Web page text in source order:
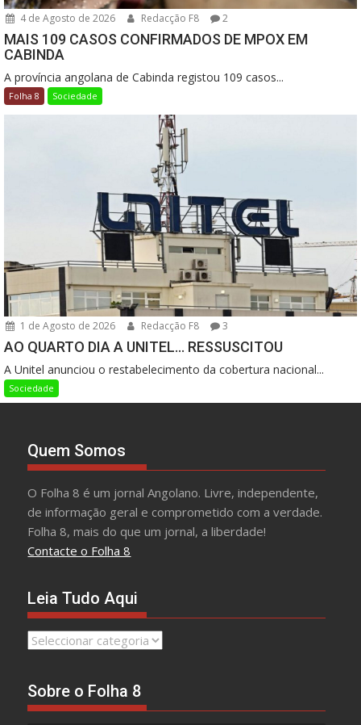
4 de Agosto de 2026 Redacção F8 2
MAIS 109 CASOS CONFIRMADOS DE MPOX EM
CABINDA
A província angolana de Cabinda registou 109 casos...
Folha 8 Sociedade
1 de Agosto de 2026 Redacção F8 3
AO QUARTO DIA A UNITEL… RESSUSCITOU
A Unitel anunciou o restabelecimento da cobertura nacional...
Sociedade
Quem Somos
O Folha 8 é um jornal Angolano. Livre, independente,
de informação geral e comprometido com a verdade.
Folha 8, mais do que um jornal, a liberdade!
Contacte o Folha 8
Leia Tudo Aqui
Leia
Sobre o Folha 8